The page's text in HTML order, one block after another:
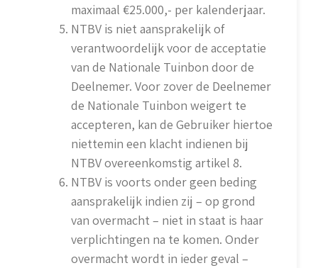
maximaal €25.000,- per kalenderjaar.
NTBV is niet aansprakelijk of
verantwoordelijk voor de acceptatie
van de Nationale Tuinbon door de
Deelnemer. Voor zover de Deelnemer
de Nationale Tuinbon weigert te
accepteren, kan de Gebruiker hiertoe
niettemin een klacht indienen bij
NTBV overeenkomstig artikel 8.
NTBV is voorts onder geen beding
aansprakelijk indien zij – op grond
van overmacht – niet in staat is haar
verplichtingen na te komen. Onder
overmacht wordt in ieder geval –